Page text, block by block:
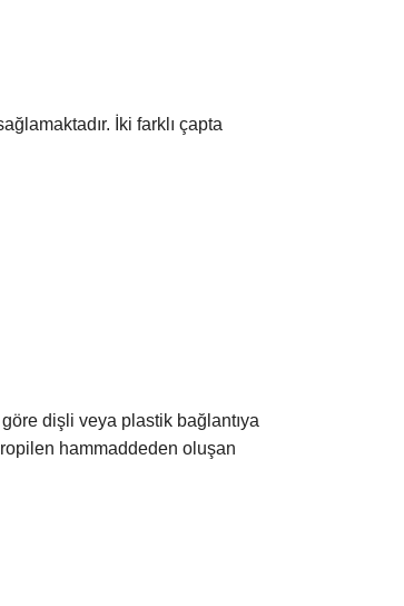
İki farklı çapta
dişli veya plastik bağlantıya
hammaddeden oluşan